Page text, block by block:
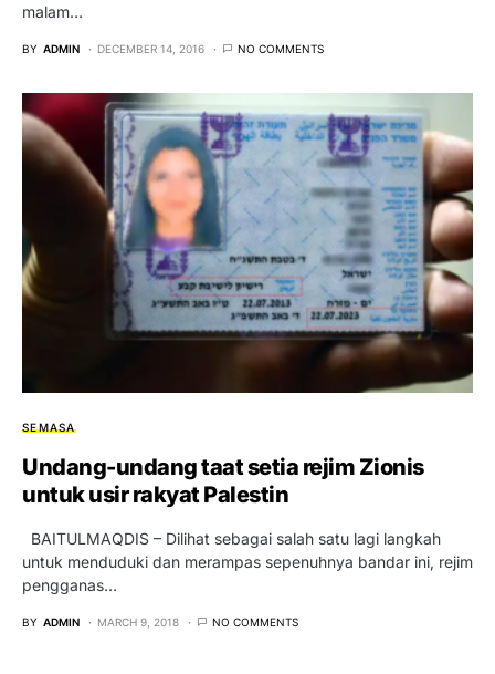
malam…
BY ADMIN DECEMBER 14, 2016 NO COMMENTS
SEMASA
Undang-undang taat setia rejim Zionis
untuk usir rakyat Palestin
BAITULMAQDIS – Dilihat sebagai salah satu lagi langkah
untuk menduduki dan merampas sepenuhnya bandar ini, rejim
pengganas…
BY ADMIN MARCH 9, 2018 NO COMMENTS